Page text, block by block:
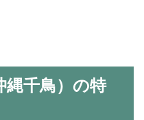
縄千鳥）の特